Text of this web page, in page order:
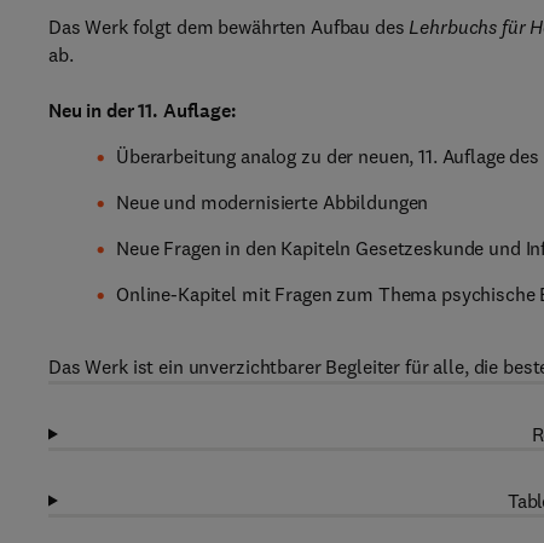
Das Werk folgt dem bewährten Aufbau des Lehrbuchs für
ab.
Neu in der 11. Auflage:
Überarbeitung analog zu der neuen, 11. Auflage
Neue und modernisierte Abbildungen
Neue Fragen in den Kapiteln Gesetzeskunde und
Online-Kapitel mit Fragen zum Thema psychische
Das Werk ist ein unverzichtbarer Begleiter für alle, die